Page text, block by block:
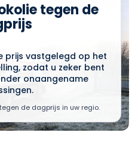
tegen de
prijs vastgelegd op het
zodat u zeker bent
onaangename
de dagprijs in uw regio.